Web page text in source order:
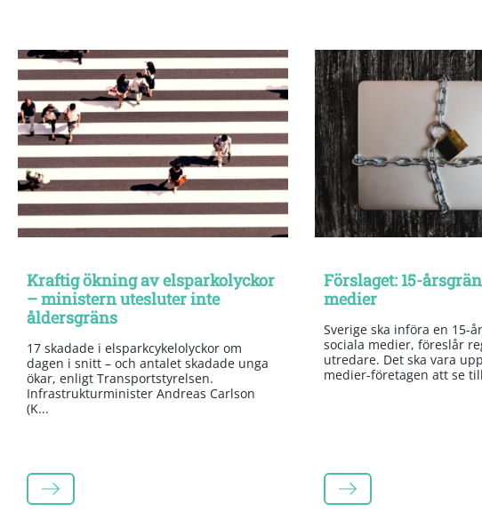
Kraftig ökning av elsparkolyckor
– ministern utesluter inte
åldersgräns
17 skadade i elsparkcykelolyckor om
dagen i snitt – och antalet skadade unga
ökar, enligt Transportstyrelsen.
Infrastrukturminister Andreas Carlson
(K...
LÄS MER
Förslaget: 15-
medier
Sverige ska införa en 15-
sociala medier, föreslår
utredare. Det ska vara
medier-företagen att se
LÄS MER